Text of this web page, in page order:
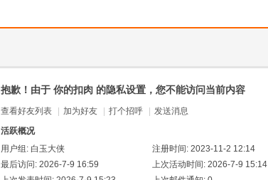
抱歉！由于 你的扣肉 的隐私设置，您不能访问当前内容
查看好友列表 加为好友 打个招呼
发送消息
活跃概况
用户组: 白玉大侠
注册时间: 2023-11-2 12:14
最后访问: 2026-7-9 16:59
上次活动时间: 2026-7-9 15:14